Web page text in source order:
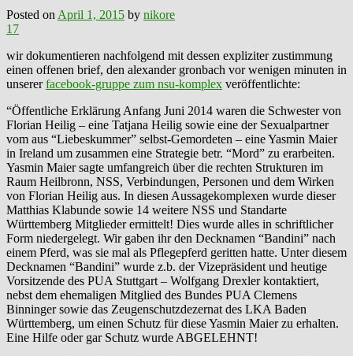
Posted on April 1, 2015 by nikore
17
wir dokumentieren nachfolgend mit dessen expliziter zustimmung
einen offenen brief, den alexander gronbach vor wenigen minuten in
unsererfacebook-gruppe zum nsu-komplex veröffentlichte:
“Öffentliche Erklärung Anfang Juni 2014 waren die Schwester von
Florian Heilig – eine Tatjana Heilig sowie eine der Sexualpartner
vom aus “Liebeskummer” selbst-Gemordeten – eine Yasmin Maier
in Ireland um zusammen eine Strategie betr. “Mord” zu erarbeiten.
Yasmin Maier sagte umfangreich über die rechten Strukturen im
Raum Heilbronn, NSS, Verbindungen, Personen und dem Wirken
von Florian Heilig aus. In diesen Aussagekomplexen wurde dieser
Matthias Klabunde sowie 14 weitere NSS und Standarte
Württemberg Mitglieder ermittelt! Dies wurde alles in schriftlicher
Form niedergelegt. Wir gaben ihr den Decknamen “Bandini” nach
einem Pferd, was sie mal als Pflegepferd geritten hatte. Unter diesem
Decknamen “Bandini” wurde z.b. der Vizepräsident und heutige
Vorsitzende des PUA Stuttgart – Wolfgang Drexler kontaktiert,
nebst dem ehemaligen Mitglied des Bundes PUA Clemens
Binninger sowie das Zeugenschutzdezernat des LKA Baden
Württemberg, um einen Schutz für diese Yasmin Maier zu erhalten.
Eine Hilfe oder gar Schutz wurde ABGELEHNT!